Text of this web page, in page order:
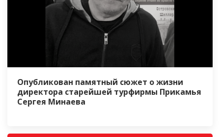
Опубликован памятный сюжет о жизни
директора старейшей турфирмы Прикамья
Сергея Минаева